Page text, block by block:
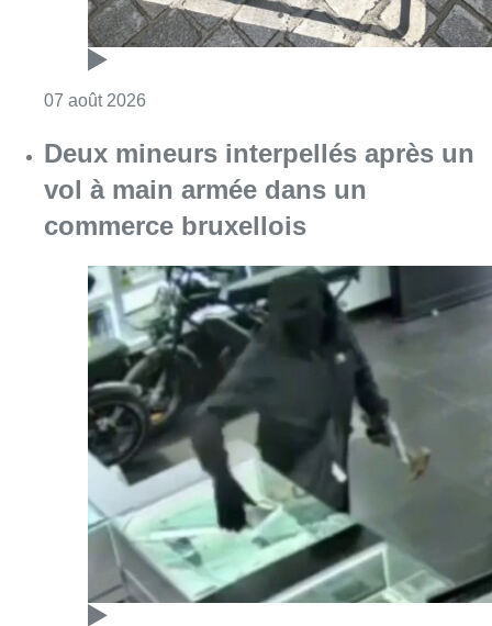
07 août 2026
Deux mineurs interpellés après un
vol à main armée dans un
commerce bruxellois